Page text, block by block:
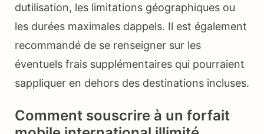
dutilisation, les limitations géographiques ou
les durées maximales dappels. Il est également
recommandé de se renseigner sur les
éventuels frais supplémentaires qui pourraient
sappliquer en dehors des destinations incluses.
Comment souscrire à un forfait